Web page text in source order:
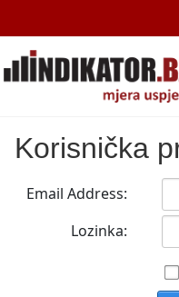
Korisnička
Email Address:
Lozinka: